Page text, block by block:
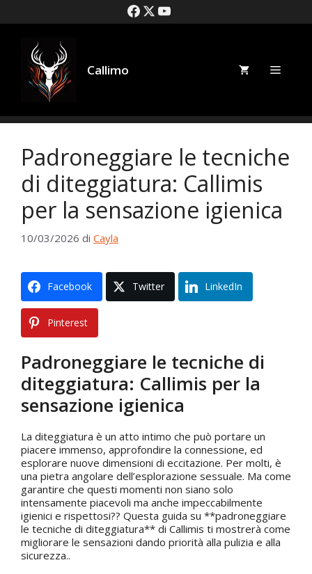
Callimo Menù
Padroneggiare le tecniche
di diteggiatura: Callimis
per la sensazione igienica
10/03/2026 di Cayla
Facebook Twitter LinkedIn
Pinterest
Padroneggiare le tecniche di
diteggiatura: Callimis per la
sensazione igienica
La diteggiatura è un atto intimo che può portare un
piacere immenso, approfondire la connessione, ed
esplorare nuove dimensioni di eccitazione. Per molti, è
una pietra angolare dell’esplorazione sessuale. Ma come
garantire che questi momenti non siano solo
intensamente piacevoli ma anche impeccabilmente
igienici e rispettosi?? Questa guida su **padroneggiare
le tecniche di diteggiatura** di Callimis ti mostrerà come
migliorare le sensazioni dando priorità alla pulizia e alla
sicurezza..